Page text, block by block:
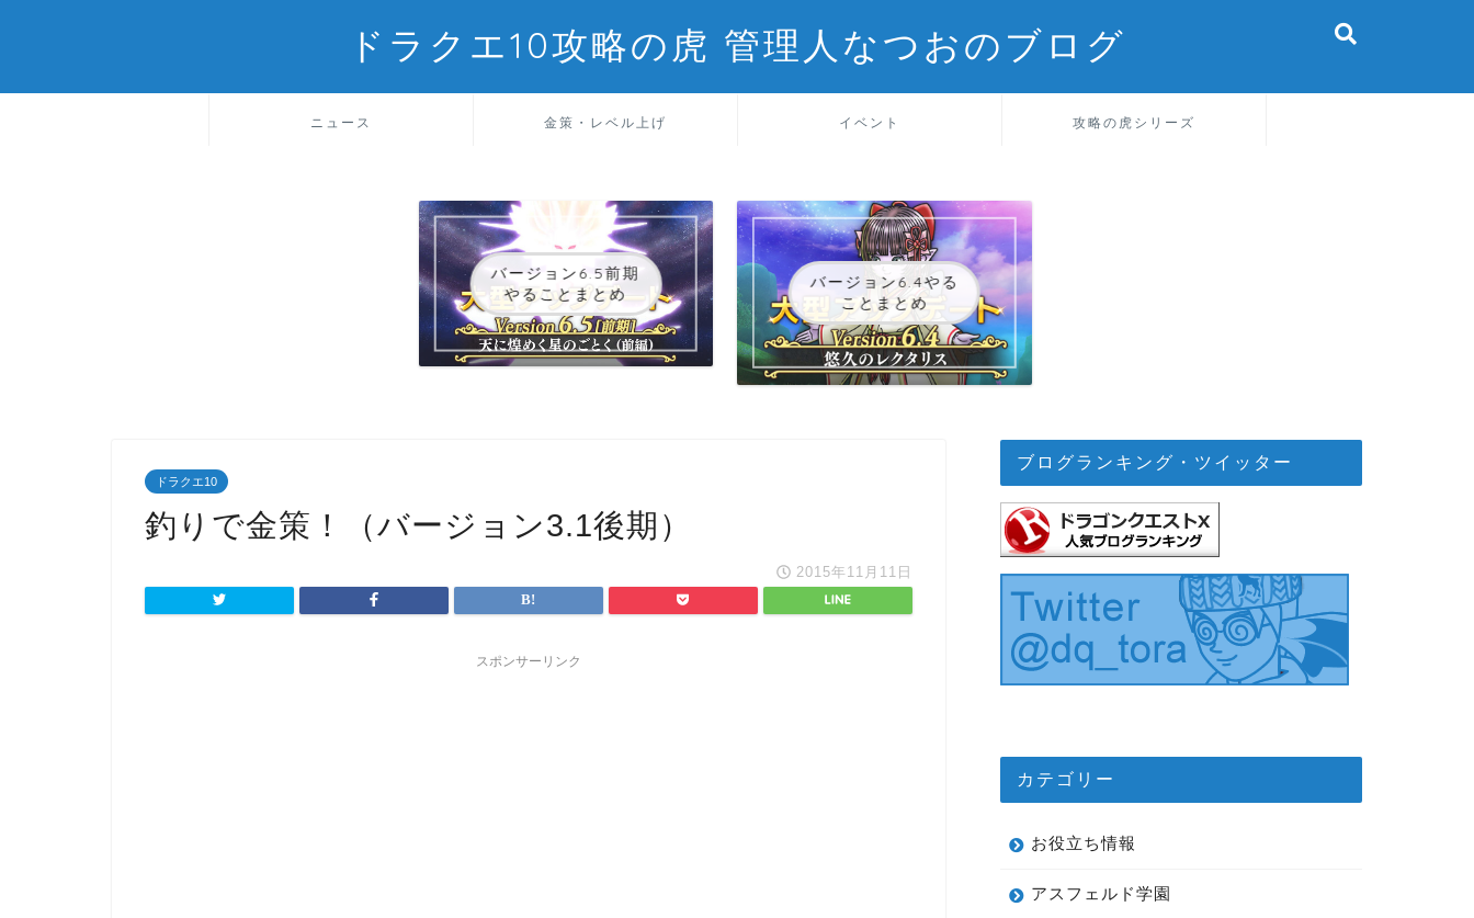
ドラクエ10攻略の虎 管理人なつおのブログ
ニュース 金策・レベル上げ イベント 攻略の虎シリーズ
バージョン6.5前期
やることまとめ
バージョン6.4やる
ことまとめ
ドラクエ10
釣りで金策！（バージョン3.1後期）
2015年11月11日
スポンサーリンク
ブログランキング・ツイッター
カテゴリー
お役立ち情報
アスフェルド学園